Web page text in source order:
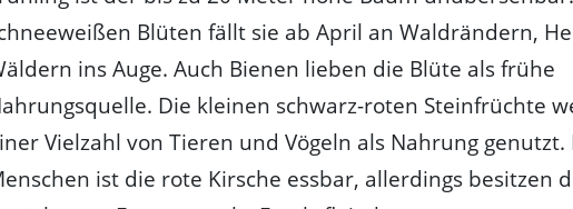
Blüten fällt sie ab April an Waldrändern,
ins Auge. Auch Bienen lieben die Blüte als frühe
Die kleinen schwarz-roten Steinfrüchte
Vielzahl von Tieren und Vögeln als Nahrung genutzt.
ist die rote Kirsche essbar, allerdings besitzen